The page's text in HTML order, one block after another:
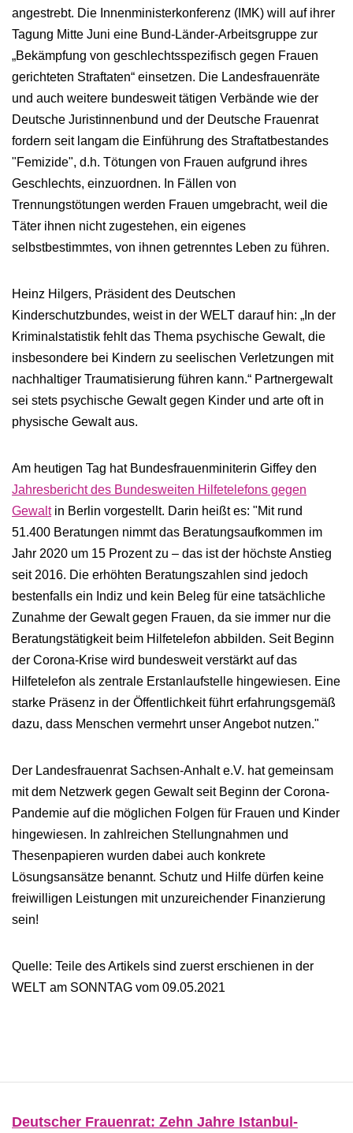
angestrebt. Die Innenministerkonferenz (IMK) will auf ihrer
Tagung Mitte Juni eine Bund-Länder-Arbeitsgruppe zur
„Bekämpfung von geschlechtsspezifisch gegen Frauen
gerichteten Straftaten“ einsetzen. Die Landesfrauenräte
und auch weitere bundesweit tätigen Verbände wie der
Deutsche Juristinnenbund und der Deutsche Frauenrat
fordern seit langam die Einführung des Straftatbestandes
"Femizide", d.h. Tötungen von Frauen aufgrund ihres
Geschlechts, einzuordnen. In Fällen von
Trennungstötungen werden Frauen umgebracht, weil die
Täter ihnen nicht zugestehen, ein eigenes
selbstbestimmtes, von ihnen getrenntes Leben zu führen.
Heinz Hilgers, Präsident des Deutschen
Kinderschutzbundes, weist in der WELT darauf hin: „In der
Kriminalstatistik fehlt das Thema psychische Gewalt, die
insbesondere bei Kindern zu seelischen Verletzungen mit
nachhaltiger Traumatisierung führen kann.“ Partnergewalt
sei stets psychische Gewalt gegen Kinder und arte oft in
physische Gewalt aus.
Am heutigen Tag hat Bundesfrauenminiterin Giffey den
Jahresbericht des Bundesweiten Hilfetelefons gegen
Gewaltin Berlin vorgestellt. Darin heißt es: "Mit rund
51.400 Beratungen nimmt das Beratungsaufkommen im
Jahr 2020 um 15 Prozent zu – das ist der höchste Anstieg
seit 2016. Die erhöhten Beratungszahlen sind jedoch
bestenfalls ein Indiz und kein Beleg für eine tatsächliche
Zunahme der Gewalt gegen Frauen, da sie immer nur die
Beratungstätigkeit beim Hilfetelefon abbilden. Seit Beginn
der Corona-Krise wird bundesweit verstärkt auf das
Hilfetelefon als zentrale Erstanlaufstelle hingewiesen. Eine
starke Präsenz in der Öffentlichkeit führt erfahrungsgemäß
dazu, dass Menschen vermehrt unser Angebot nutzen."
Der Landesfrauenrat Sachsen-Anhalt e.V. hat gemeinsam
mit dem Netzwerk gegen Gewalt seit Beginn der Corona-
Pandemie auf die möglichen Folgen für Frauen und Kinder
hingewiesen. In zahlreichen Stellungnahmen und
Thesenpapieren wurden dabei auch konkrete
Lösungsansätze benannt. Schutz und Hilfe dürfen keine
freiwilligen Leistungen mit unzureichender Finanzierung
sein!
Quelle: Teile des Artikels sind zuerst erschienen in der
WELT am SONNTAG vom 09.05.2021
Deutscher Frauenrat: Zehn Jahre Istanbul-